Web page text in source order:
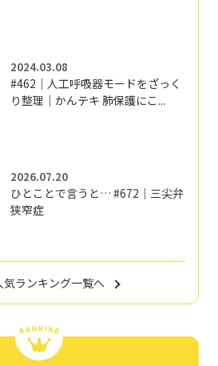
2024.03.08
#462｜人工呼吸器モードをざっく
り整理｜かんテキ 肺保護にこ...
2026.07.20
ひとことで言うと… #672｜三尖弁
狭窄症
ランキング一覧へ